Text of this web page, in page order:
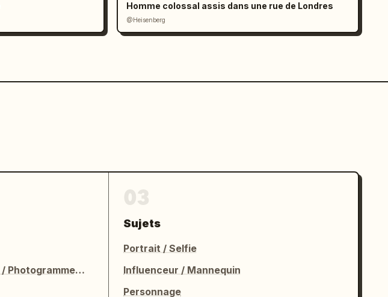
Homme colossal assis dans une rue de Londres
@Heisenberg
Image cinématographique / Photogramme de film
Sujets
Portrait / Selfie
Influenceur / Mannequin
Personnage